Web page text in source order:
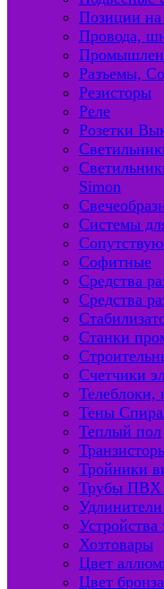
Позиции на
Провода,
Разъемы,
Резисторы
Реле
Розетки
Simon
Системы
Софитные
Средства
Средства
Станки
Счетчики
Телеблоки,
Тены
Теплый пол
Тройники
Трубы ПВХ
Хозтовары
Цвет
Цвет бронза